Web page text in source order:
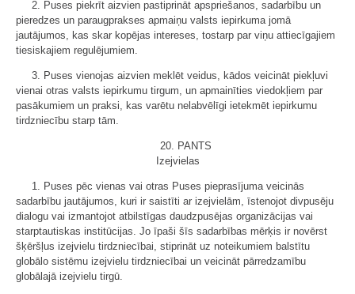
2. Puses piekrīt aizvien pastiprināt apspriešanos, sadarbību un
pieredzes un paraugprakses apmaiņu valsts iepirkuma jomā
jautājumos, kas skar kopējas intereses, tostarp par viņu attiecīgajiem
tiesiskajiem regulējumiem.
3. Puses vienojas aizvien meklēt veidus, kādos veicināt piekļuvi
vienai otras valsts iepirkumu tirgum, un apmainīties viedokļiem par
pasākumiem un praksi, kas varētu nelabvēlīgi ietekmēt iepirkumu
tirdzniecību starp tām.
20. PANTS
Izejvielas
1. Puses pēc vienas vai otras Puses pieprasījuma veicinās
sadarbību jautājumos, kuri ir saistīti ar izejvielām, īstenojot divpusēju
dialogu vai izmantojot atbilstīgas daudzpusējas organizācijas vai
starptautiskas institūcijas. Jo īpaši šīs sadarbības mērķis ir novērst
šķēršļus izejvielu tirdzniecībai, stiprināt uz noteikumiem balstītu
globālo sistēmu izejvielu tirdzniecībai un veicināt pārredzamību
globālajā izejvielu tirgū.